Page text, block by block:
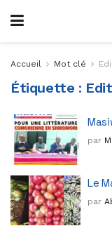
Accueil Mot clé
Étiquette :
par
Le
par